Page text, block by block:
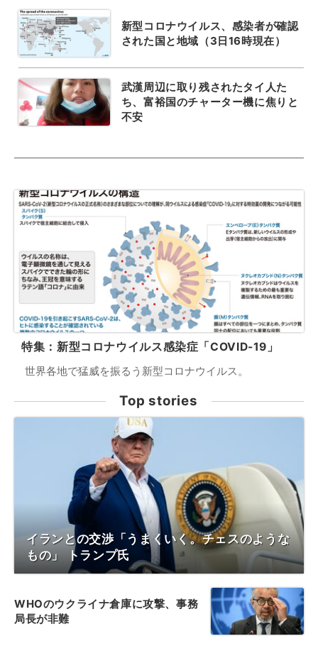
新型コロナウイルス、感染者が確認
された国と地域（3日16時現在）
武漢周辺に取り残されたタイ人た
ち、富裕国のチャーター機に焦りと
不安
特集：新型コロナウイルス感染症「COVID-19」
世界各地で猛威を振るう新型コロナウイルス。
Top stories
イランとの交渉「うまくいく。チェスのような
もの」 トランプ氏
WHOのウクライナ倉庫に攻撃、事務
局長が非難